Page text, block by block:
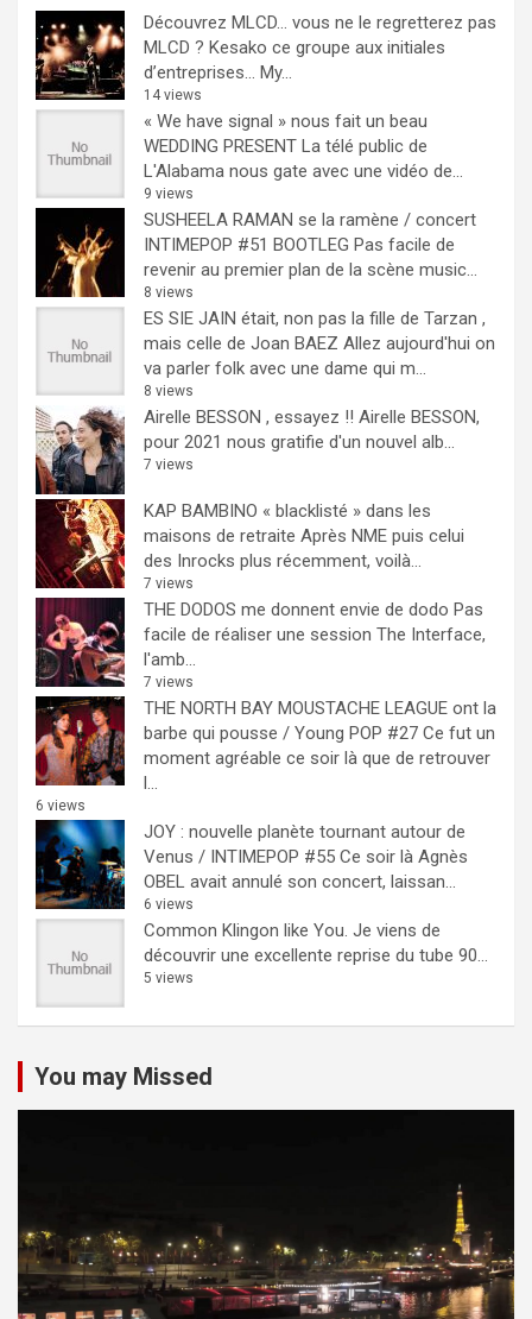
Découvrez MLCD… vous ne le regretterez pas
MLCD ? Kesako ce groupe aux initiales
d’entreprises… My...
14 views
« We have signal » nous fait un beau
WEDDING PRESENT La télé public de
L'Alabama nous gate avec une vidéo de...
9 views
SUSHEELA RAMAN se la ramène / concert
INTIMEPOP #51 BOOTLEG Pas facile de
revenir au premier plan de la scène music...
8 views
ES SIE JAIN était, non pas la fille de Tarzan ,
mais celle de Joan BAEZ Allez aujourd'hui on
va parler folk avec une dame qui m...
8 views
Airelle BESSON , essayez !! Airelle BESSON,
pour 2021 nous gratifie d'un nouvel alb...
7 views
KAP BAMBINO « blacklisté » dans les
maisons de retraite Après NME puis celui
des Inrocks plus récemment, voilà...
7 views
THE DODOS me donnent envie de dodo Pas
facile de réaliser une session The Interface,
l'amb...
7 views
THE NORTH BAY MOUSTACHE LEAGUE ont la
barbe qui pousse / Young POP #27 Ce fut un
moment agréable ce soir là que de retrouver
l...
6 views
JOY : nouvelle planète tournant autour de
Venus / INTIMEPOP #55 Ce soir là Agnès
OBEL avait annulé son concert, laissan...
6 views
Common Klingon like You. Je viens de
découvrir une excellente reprise du tube 90...
5 views
You may Missed